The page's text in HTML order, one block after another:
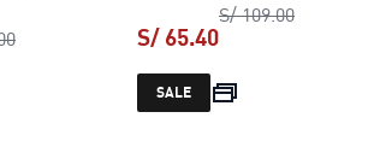
precio original S/ 149.00
S/ 99.00
S/ 109.00precio
S/ 65.40
precio actual S/
SALE